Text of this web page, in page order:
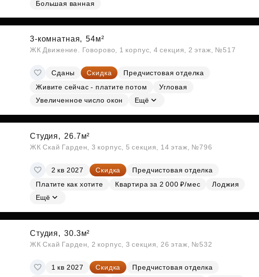
СубсидииБольшая ванная
3-комнатная, 54м²
ЖК Движение. Говорово, 1 корпус, 4 секция, 2 этаж, №517
Сданы Скидка
Предчистовая отделка
Живите сейчас - платите потом
Угловая
Увеличенное число окон
Ещё
Студия, 26.7м²
ЖК Скай Гарден, 3 корпус, 5 секция, 14 этаж, №796
2 кв 2027 Скидка
Предчистовая отделка
Платите как хотите
Квартира за 2 000 ₽/мес
Лоджия
Ещё
Студия, 30.3м²
ЖК Скай Гарден, 2 корпус, 3 секция, 26 этаж, №532
1 кв 2027 Скидка
Предчистовая отделка